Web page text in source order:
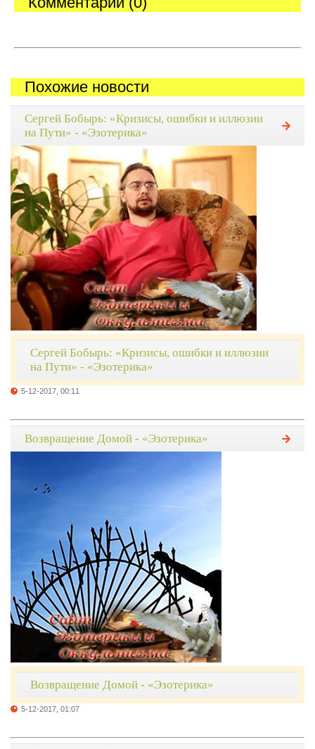
Похожие новости
Сергей Бобырь: «Кризисы, ошибки и иллюзии
на Пути» - «Эзотерика»
Сергей Бобырь: «Кризисы, ошибки и иллюзии
на Пути» - «Эзотерика»
5-12-2017, 00:11
Возвращение Домой - «Эзотерика»
Возвращение Домой - «Эзотерика»
5-12-2017, 01:07